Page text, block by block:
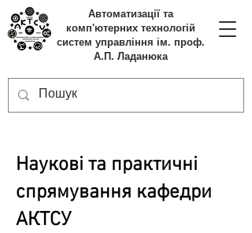
Автоматизації та
комп'ютерних технологій
систем управління ім. проф.
А.П. Ладанюка
Наукові та практичні
спрямування кафедри
АКТСУ